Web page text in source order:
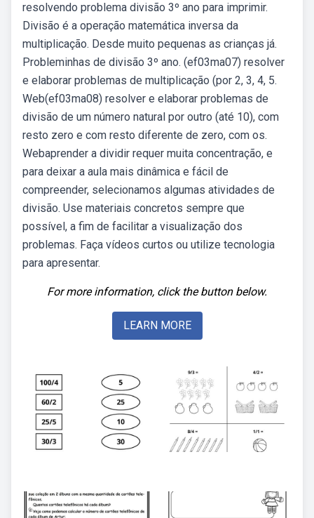
resolvendo problema divisão 3º ano para imprimir.
Divisão é a operação matemática inversa da
multiplicação. Desde muito pequenas as crianças já.
Probleminhas de divisão 3º ano. (ef03ma07) resolver
e elaborar problemas de multiplicação (por 2, 3, 4, 5.
Web(ef03ma08) resolver e elaborar problemas de
divisão de um número natural por outro (até 10), com
resto zero e com resto diferente de zero, com os.
Webaprender a dividir requer muita concentração, e
para deixar a aula mais dinâmica e fácil de
compreender, selecionamos algumas atividades de
divisão. Use materiais concretos sempre que
possível, a fim de facilitar a visualização dos
problemas. Faça vídeos curtos ou utilize tecnologia
para apresentar.
For more information, click the button below.
LEARN MORE